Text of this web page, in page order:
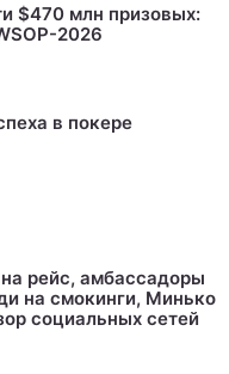
$470 млн призовых:
2026
в покере
рейс, амбассадоры
на смокинги, Минько
социальных сетей